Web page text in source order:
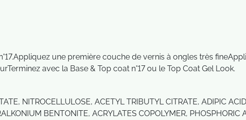
une première couche de vernis à ongles très
avec la Base & Top coat n°17 ou le Top Coat Gel Look.
NITROCELLULOSE, ACETYL TRIBUTYL CITRATE, ADIPIC
BENTONITE, ACRYLATES COPOLYMER,